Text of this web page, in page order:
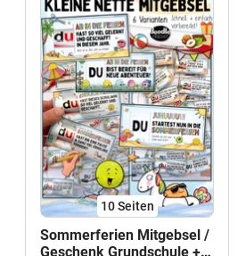
10Seiten
Sommerferien Mitgebsel /
Geschenk Grundschule +